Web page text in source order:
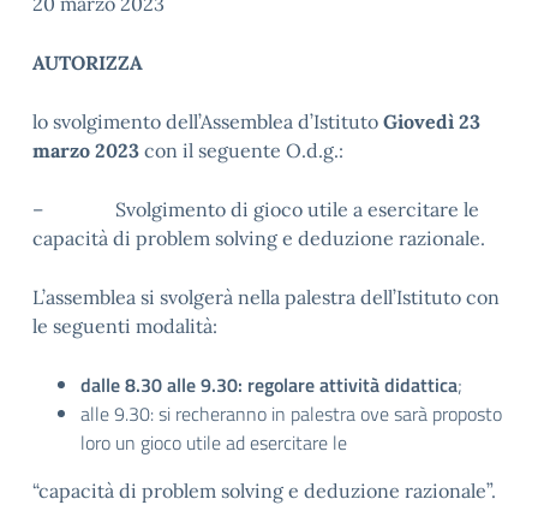
AUTORIZZA
lo svolgimento dell’Assemblea d’Istituto Giovedì 23
marzo 2023 con il seguente O.d.g.:
– Svolgimento di gioco utile a esercitare le
capacità di problem solving e deduzione razionale.
L’assemblea si svolgerà nella palestra dell’Istituto con
le seguenti modalità:
dalle 8.30 alle 9.30: regolare attività didattica;
alle 9.30: si recheranno in palestra ove sarà proposto
loro un gioco utile ad esercitare le
“capacità di problem solving e deduzione razionale”.